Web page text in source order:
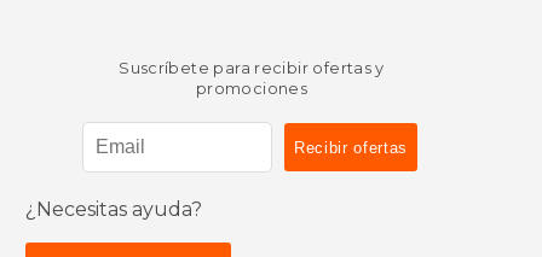
Suscríbete para recibir ofertas y
promociones
¿Necesitas ayuda?